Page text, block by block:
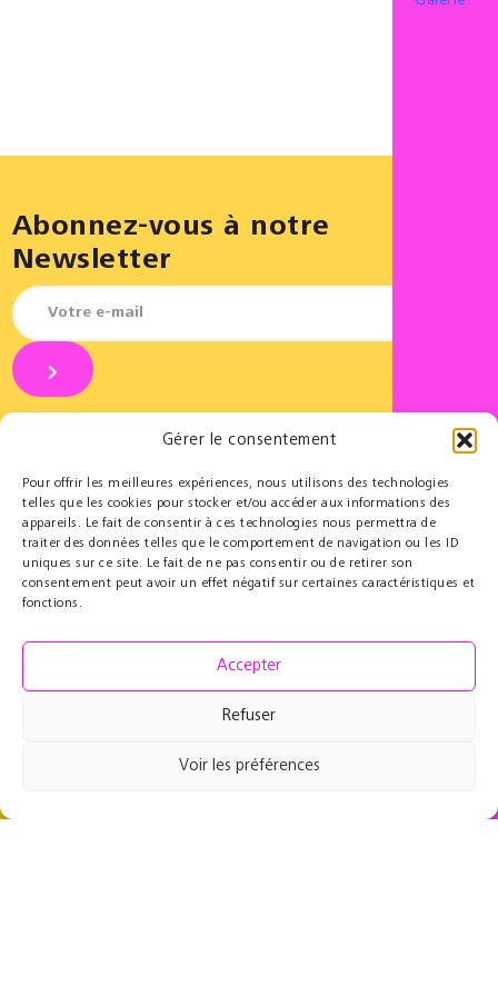
Gérer le consentement
Pour offrir les meilleures expériences, nous utilisons des technologies
telles que les cookies pour stocker et/ou accéder aux informations des
appareils. Le fait de consentir à ces technologies nous permettra de
traiter des données telles que le comportement de navigation ou les ID
uniques sur ce site. Le fait de ne pas consentir ou de retirer son
consentement peut avoir un effet négatif sur certaines caractéristiques et
fonctions.
Accepter
Refuser
Voir les préférences
Abonnez-vous à notre
Newsletter
Partenaires
Le Cercle des Mécènes
Partenaires institutionnels
Nous soutenir
Éducatif
Résidences pédagogiques
t@lenschool
Grand Parcours Sonore
Contact